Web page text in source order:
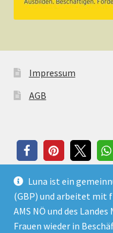
Luna ist ein
(GBP) und arbeitet mit
AMS NÖ und des
Frauen wieder in
Impressum
AGB